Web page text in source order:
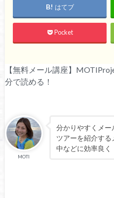
はてブ
Pocket
【無料メール講座】
分で読める！
MOTI
分かりやすくメ
ツアーを紹介す
中などに効率良く